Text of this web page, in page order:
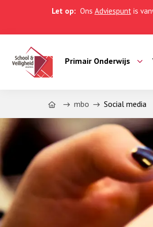
Let op: Ons Adviespuntis
Primair Onderwijs
Home mbo Social media